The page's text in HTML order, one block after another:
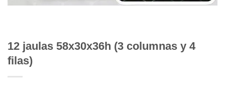
12 jaulas 58x30x36h (3 columnas y 4
filas)